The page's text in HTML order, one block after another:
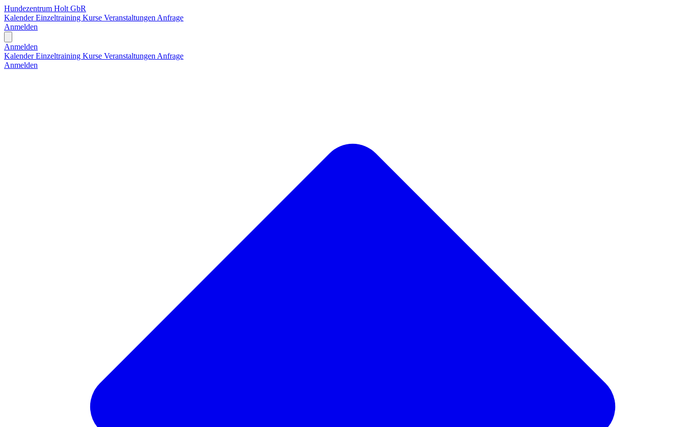
Hundezentrum Holt GbR
KalenderEinzeltraining Kurse Veranstaltungen Anfrage
Anmelden
Anmelden
KalenderEinzeltraining Kurse Veranstaltungen Anfrage
Anmelden